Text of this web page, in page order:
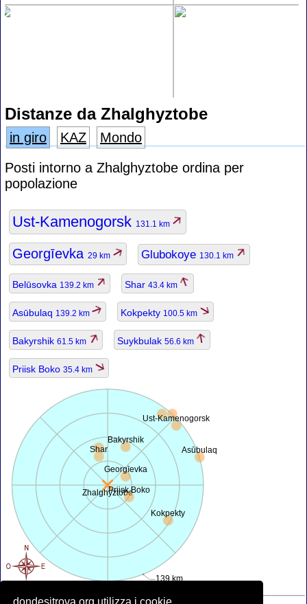
dondesitrova.org utilizza i cookie
Distanze da Zhalghyztobe
in giro KAZ
Mondo
Posti intorno a Zhalghyztobe ordina per
popolazione
Ust-Kamenogorsk 131.1 km
Georgīevka 29 km Glubokoye 130.1 km
Belūsovka 139.2 km Shar 43.4 km
Asūbulaq 139.2 km Kokpekty 100.5 km
Bakyrshik 61.5 km Suykbulak 56.6 km
Priisk Boko 35.4 km
Zhalghyztobe
139 km
Ust-Kamenogorsk
Georgīevka
Shar Asūbulaq
Kokpekty
Bakyrshik
Priisk Boko